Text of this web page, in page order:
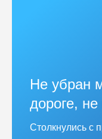
Не убран
дороге,
Столкнулись с